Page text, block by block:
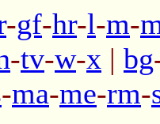
-gf-hr-l-m-
-tv-w-x | bg
-ma-me-rm-